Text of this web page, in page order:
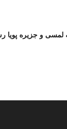
با صفحه لمسی و جزیره پویا